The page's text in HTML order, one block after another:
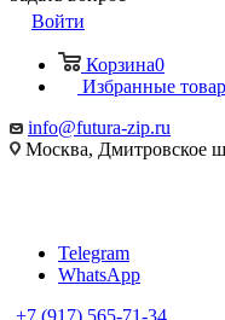
Войти
Корзина0
Избранные
info@futura-zip.ru
Москва, Дмитровское
Telegram
WhatsApp
+7 (917) 565-71-34